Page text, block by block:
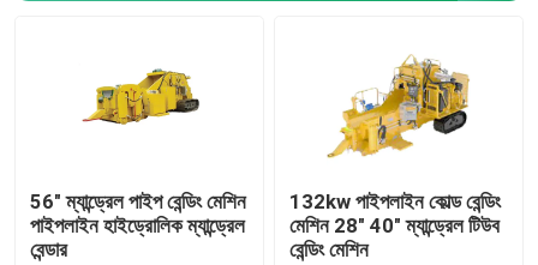
56" ম্যান্ড্রেল পাইপ বেন্ডিং মেশিন
পাইপলাইন হাইড্রোলিক ম্যান্ড্রেল
বেন্ডার
132kw পাইপলাইন কোল্ড বেন্ডিং
মেশিন 28" 40" ম্যান্ড্রেল টিউব
বেন্ডিং মেশিন